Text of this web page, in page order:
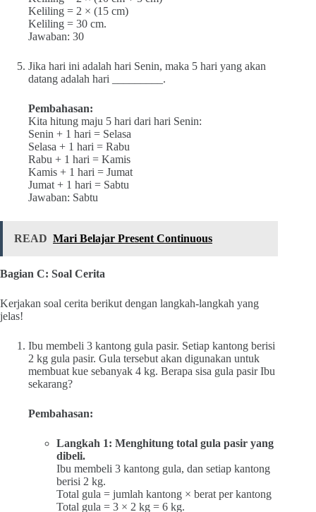
Keliling = 2 × (15 cm)
Keliling = 30 cm.
Jawaban: 30
Jika hari ini adalah hari Senin, maka 5 hari yang akan
datang adalah hari _________.
Pembahasan:
Kita hitung maju 5 hari dari hari Senin:
Senin + 1 hari = Selasa
Selasa + 1 hari = Rabu
Rabu + 1 hari = Kamis
Kamis + 1 hari = Jumat
Jumat + 1 hari = Sabtu
Jawaban: Sabtu
READ Mari Belajar Present Continuous
Bagian C: Soal Cerita
Kerjakan soal cerita berikut dengan langkah-langkah yang
jelas!
Ibu membeli 3 kantong gula pasir. Setiap kantong berisi
2 kg gula pasir. Gula tersebut akan digunakan untuk
membuat kue sebanyak 4 kg. Berapa sisa gula pasir Ibu
sekarang?
Pembahasan:
Langkah 1: Menghitung total gula pasir yang
dibeli.
Ibu membeli 3 kantong gula, dan setiap kantong
berisi 2 kg.
Total gula = jumlah kantong × berat per kantong
Total gula = 3 × 2 kg = 6 kg.